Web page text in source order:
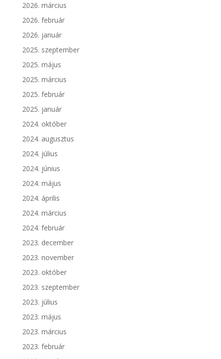
2026. március
2026. február
2026. január
2025. szeptember
2025. május
2025. március
2025. február
2025. január
2024. október
2024. augusztus
2024. július
2024. június
2024. május
2024. április
2024. március
2024. február
2023. december
2023. november
2023. október
2023. szeptember
2023. július
2023. május
2023. március
2023. február